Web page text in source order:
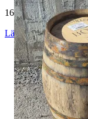
165 031 omdömen
Läs omdömen Följ